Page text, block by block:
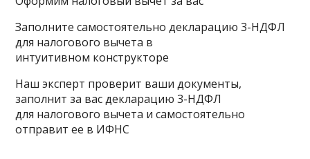
Заполните самостоятельно декларацию 3-НДФЛ
для налогового вычета в
интуитивном конструкторе
Наш эксперт проверит ваши документы,
заполнит за вас декларацию 3-НДФЛ
для налогового вычета и самостоятельно
отправит ее в ИФНС